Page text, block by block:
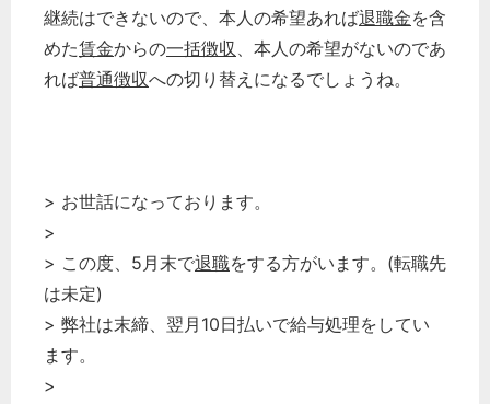
継続はできないので、本人の希望あれば退職金を含
めた賃金からの一括徴収、本人の希望がないのであ
れば普通徴収への切り替えになるでしょうね。
> お世話になっております。
>
> この度、5月末で退職をする方がいます。(転職先
は未定)
> 弊社は末締、翌月10日払いで給与処理をしてい
ます。
>